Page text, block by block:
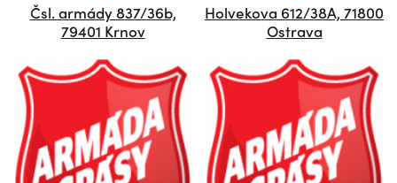
Čsl. armády 837/36b,
79401 Krnov
Holvekova 612/38A, 71800
Ostrava